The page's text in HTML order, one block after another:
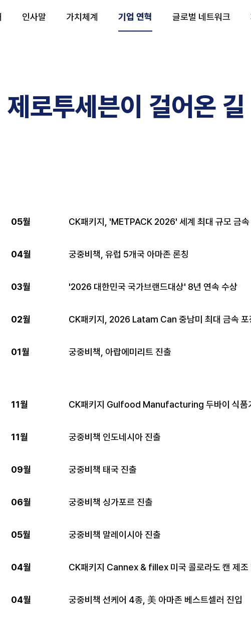
인사말 가치체계 기업 연혁 글로벌 네트워크
제로투세븐이 걸어온 길
05월 CK패키지, 'METPACK 2026' 세계 최대 규모 금속
04월 궁중비책, 유럽 5개국 아마존 론칭
03월 '2026 대한민국 국가브랜드대상' 8년 연속 수상
02월 CK패키지, 2026 Latam Can 중남미 최대 금속 포
01월 궁중비책, 아랍에미리트 진출
11월 CK패키지 Gulfood Manufacturing 두바이 식품
11월 궁중비책 인도네시아 진출
09월 궁중비책 태국 진출
06월 궁중비책 싱가포르 진출
05월 궁중비책 말레이시아 진출
04월 CK패키지 Cannex & fillex 미국 콜로라도 캔 제조
04월 궁중비책 선케어 4종, 美 아마존 베스트셀러 진입